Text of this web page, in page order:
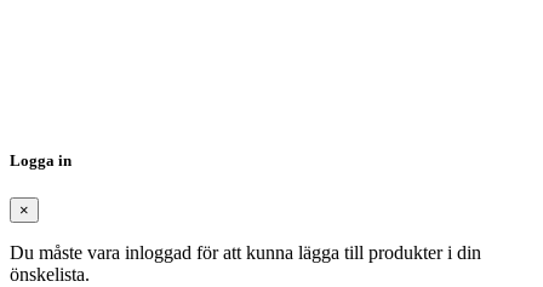
Logga in
×
Du måste vara inloggad för att kunna lägga till produkter i din
önskelista.